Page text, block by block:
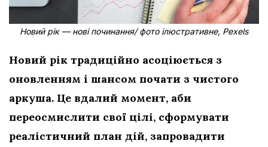
Новий рік — нові починання/ фото ілюстративне, Pexels
Новий рік традиційно асоціюється з
оновленням і шансом почати з чистого
аркуша. Це вдалий момент, аби
переосмислити свої цілі, сформувати
реалістичний план дій, запровадити